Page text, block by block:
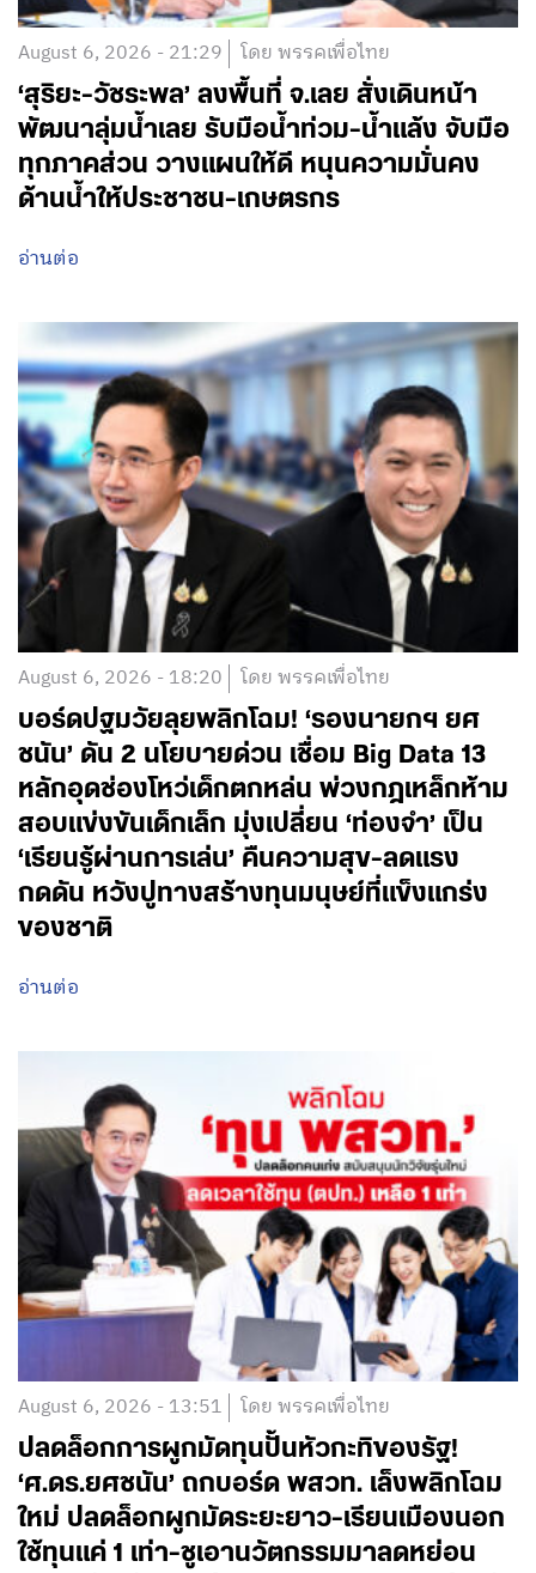
August 6, 2026 - 21:29 โดย พรรคเพื่อไทย
‘สุริยะ-วัชระพล’ ลงพื้นที่ จ.เลย สั่งเดินหน้า
พัฒนาลุ่มน้ำเลย รับมือน้ำท่วม-น้ำแล้ง จับมือ
ทุกภาคส่วน วางแผนให้ดี หนุนความมั่นคง
ด้านน้ำให้ประชาชน-เกษตรกร
อ่านต่อ
August 6, 2026 - 18:20 โดย พรรคเพื่อไทย
บอร์ดปฐมวัยลุยพลิกโฉม! ‘รองนายกฯ ยศ
ชนัน’ ดัน 2 นโยบายด่วน เชื่อม Big Data 13
หลักอุดช่องโหว่เด็กตกหล่น พ่วงกฎเหล็กห้าม
สอบแข่งขันเด็กเล็ก มุ่งเปลี่ยน ‘ท่องจำ’ เป็น
‘เรียนรู้ผ่านการเล่น’ คืนความสุข-ลดแรง
กดดัน หวังปูทางสร้างทุนมนุษย์ที่แข็งแกร่ง
ของชาติ
อ่านต่อ
August 6, 2026 - 13:51 โดย พรรคเพื่อไทย
ปลดล็อกการผูกมัดทุนปั้นหัวกะทิของรัฐ!
‘ศ.ดร.ยศชนัน’ ถกบอร์ด พสวท. เล็งพลิกโฉม
ใหม่ ปลดล็อกผูกมัดระยะยาว-เรียนเมืองนอก
ใช้ทุนแค่ 1 เท่า-ชูเอานวัตกรรมมาลดหย่อน